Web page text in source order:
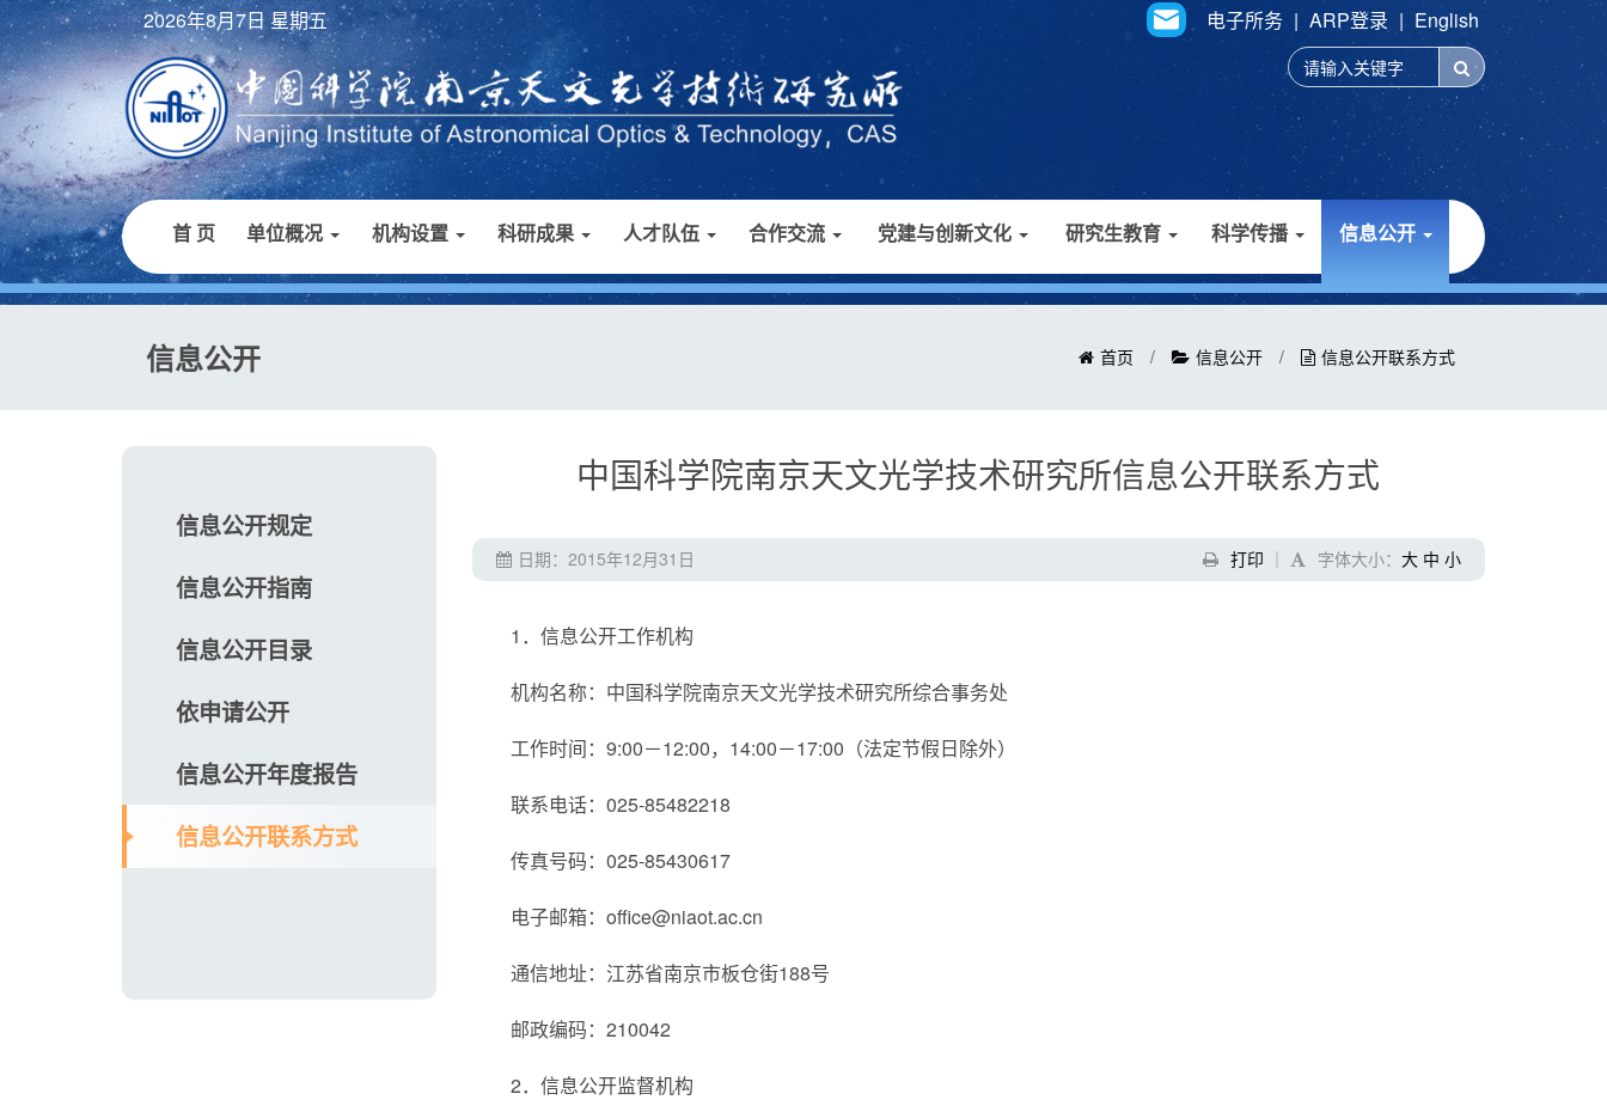
2026年8月7日 星期五 电子所务 | ARP登录 | English
首 页 单位概况 机构设置 科研成果 人才队伍 合作交流 党建与创新文化 研究生教育 科学传播 信息公开
信息公开 首页 / 信息公开 / 信息公开联系方式
信息公开规定
信息公开指南
信息公开目录
依申请公开
信息公开年度报告
信息公开联系方式
中国科学院南京天文光学技术研究所信息公开联系方式
打印 ｜ 字体大小： 大 中 小
日期：2015年12月31日
1．信息公开工作机构
机构名称：中国科学院南京天文光学技术研究所综合事务处
工作时间：9:00－12:00，14:00－17:00（法定节假日除外）
联系电话：025-85482218
传真号码：025-85430617
电子邮箱：office@niaot.ac.cn
通信地址：江苏省南京市板仓街188号
邮政编码：210042
2．信息公开监督机构